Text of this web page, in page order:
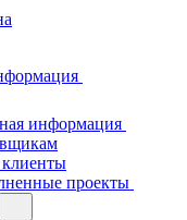
информация
проекты